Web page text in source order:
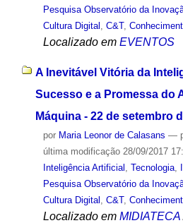
Pesquisa Observatório da
Cultura Digital
C&T,
Localizado em EVENTOS
A Inevitável Vitória da
Sucesso e a Promessa do
Máquina - 22 de setembro
por Maria Leonor de Calasans —
última modificação28/09/2017
Inteligência Artificial Tecnologia,
Pesquisa Observatório da
Cultura Digital C&T,
Localizado em MIDIATECA